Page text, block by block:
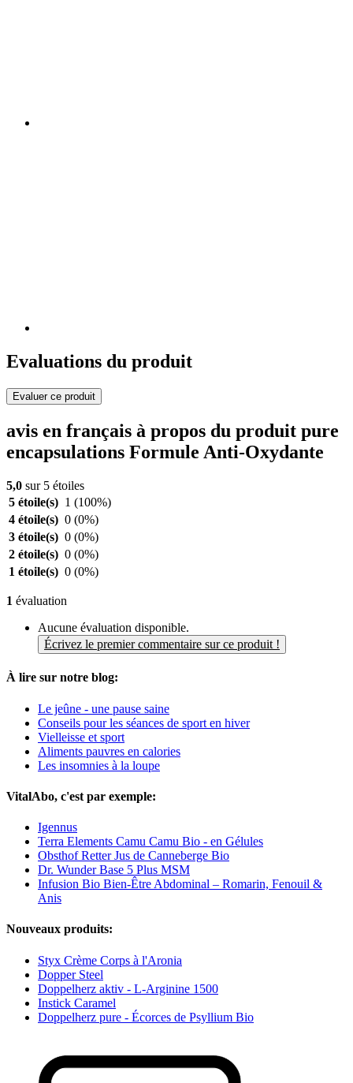
Evaluations du produit
Evaluer ce produit
avis en français à propos du produit pure
encapsulations Formule Anti-Oxydante
5,0 sur 5 étoiles
5 étoile(s) 1 (100%)
4 étoile(s) 0 (0%)
3 étoile(s) 0 (0%)
2 étoile(s) 0 (0%)
1 étoile(s) 0 (0%)
1 évaluation
Aucune évaluation disponible.
Écrivez le premier commentaire sur ce produit !
À lire sur notre blog:
Le jeûne - une pause saine
Conseils pour les séances de sport en hiver
Vielleisse et sport
Aliments pauvres en calories
Les insomnies à la loupe
VitalAbo, c'est par exemple:
Igennus
Terra Elements Camu Camu Bio - en Gélules
Obsthof Retter Jus de Canneberge Bio
Dr. Wunder Base 5 Plus MSM
Infusion Bio Bien-Être Abdominal – Romarin, Fenouil &
Anis
Nouveaux produits:
Styx Crème Corps à l'Aronia
Dopper Steel
Doppelherz aktiv - L-Arginine 1500
Instick Caramel
Doppelherz pure - Écorces de Psyllium Bio